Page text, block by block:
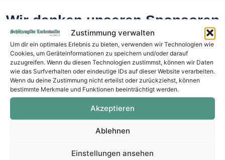
Zustimmung verwalten
Um dir ein optimales Erlebnis zu bieten, verwenden wir Technologien wie
Cookies, um Geräteinformationen zu speichern und/oder darauf
zuzugreifen. Wenn du diesen Technologien zustimmst, können wir Daten
wie das Surfverhalten oder eindeutige IDs auf dieser Website verarbeiten.
Wenn du deine Zustimmung nicht erteilst oder zurückziehst, können
bestimmte Merkmale und Funktionen beeinträchtigt werden.
Akzeptieren
Ablehnen
Einstellungen ansehen
Wir danken unseren Sponsoren